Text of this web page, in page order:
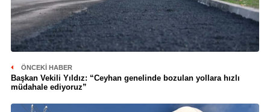
ÖNCEKI HABER
Başkan Vekili Yıldız: “Ceyhan genelinde bozulan yollara hızlı
müdahale ediyoruz”